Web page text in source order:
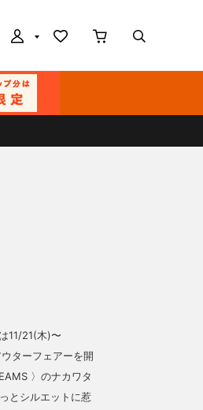
11/21(木)〜
ターフェアーを開
〉のナカワタ
とシルエットに惹